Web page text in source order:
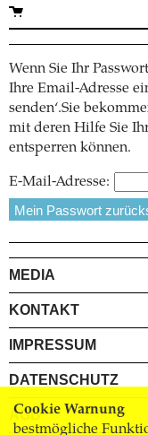
Cookie Warnung
bestmögliche
Wenn Sie Ihr
Ihre Email-Adresse
senden‘.Sie
mit deren Hilfe Sie
entsperren können.
E-Mail-Adresse:
MEDIA
KONTAKT
IMPRESSUM
DATENSCHUTZ
AGB